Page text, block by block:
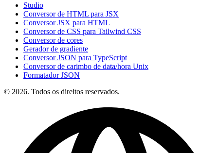
Studio
Conversor de HTML para JSX
Conversor JSX para HTML
Conversor de CSS para Tailwind CSS
Conversor de cores
Gerador de gradiente
Conversor JSON para TypeScript
Conversor de carimbo de data/hora Unix
Formatador JSON
© 2026. Todos os direitos reservados.